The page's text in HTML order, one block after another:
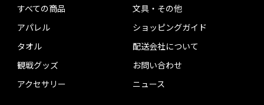
すべての商品
アパレル
タオル
観戦グッズ
アクセサリー
文具・その他
ショッピングガイド
配送会社について
お問い合わせ
ニュース